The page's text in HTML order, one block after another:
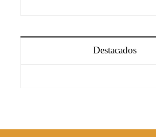
Destacados